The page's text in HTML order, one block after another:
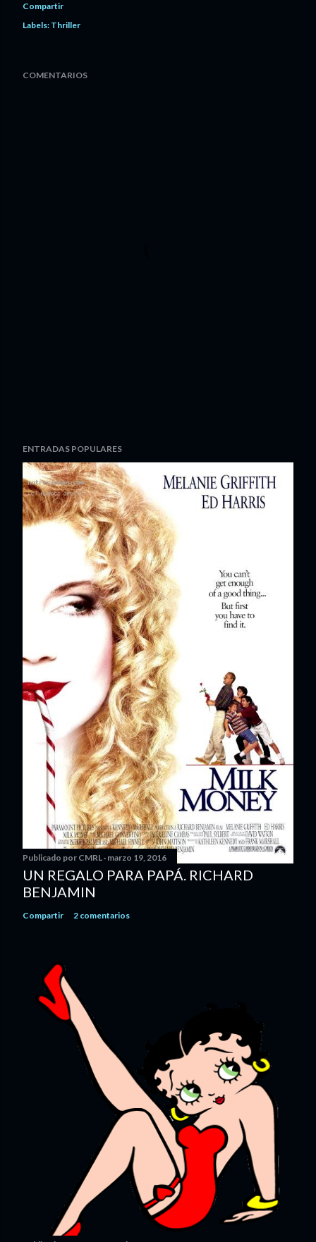
Compartir
Labels: Thriller
COMENTARIOS
ENTRADAS POPULARES
Publicado por CMRL marzo 19, 2016
UN REGALO PARA PAPÁ. RICHARD
BENJAMIN
Compartir 2 comentarios